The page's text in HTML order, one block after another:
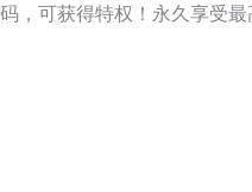
，可获得特权！永久享受